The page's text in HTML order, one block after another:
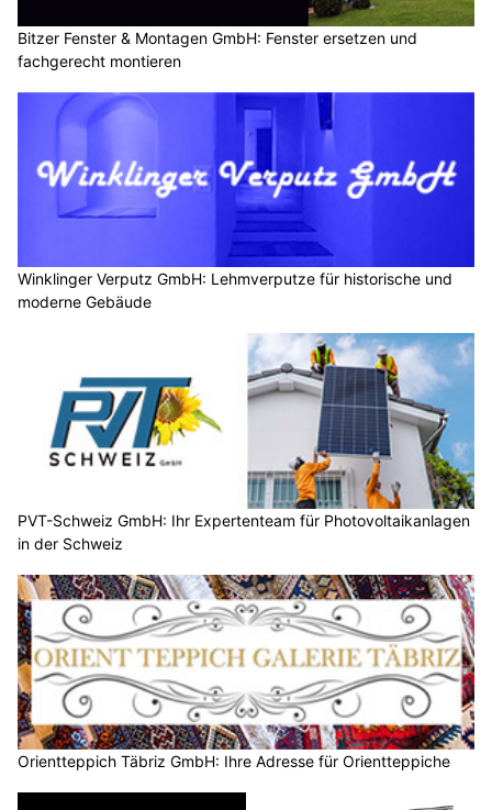
Bitzer Fenster & Montagen GmbH: Fenster ersetzen und
fachgerecht montieren
Winklinger Verputz GmbH: Lehmverputze für historische und
moderne Gebäude
PVT-Schweiz GmbH: Ihr Expertenteam für Photovoltaikanlagen
in der Schweiz
Orientteppich Täbriz GmbH: Ihre Adresse für Orientteppiche